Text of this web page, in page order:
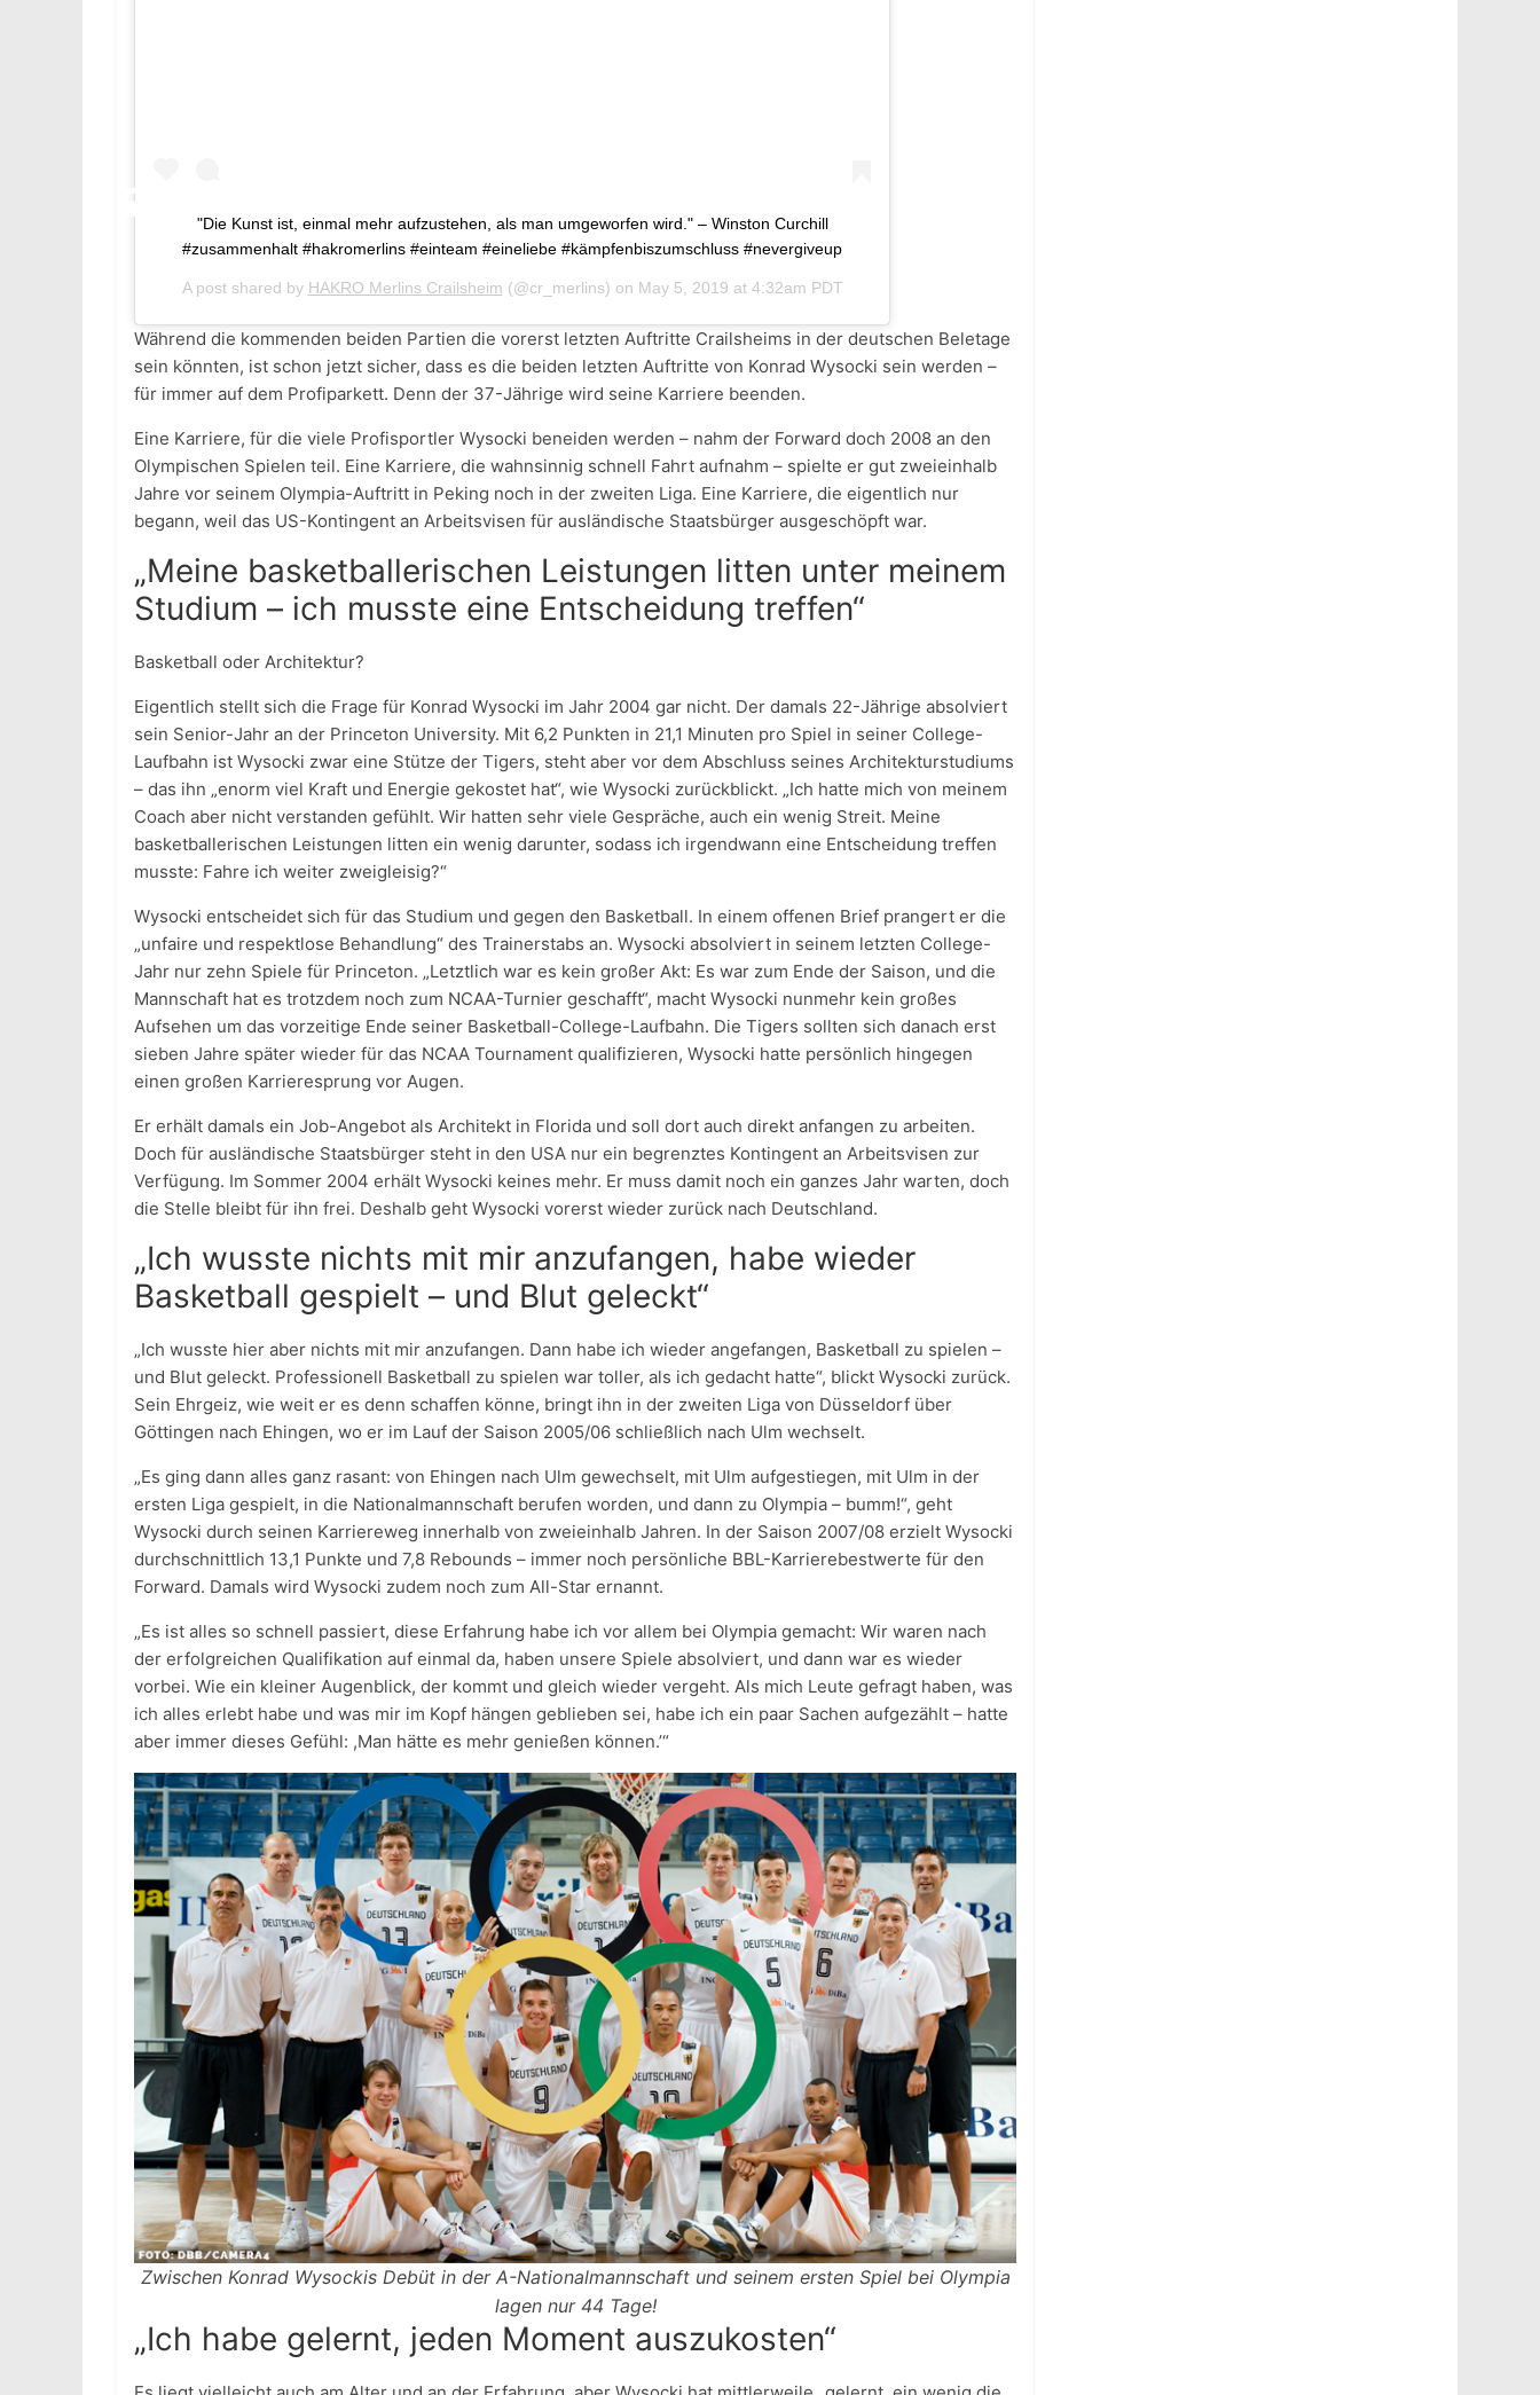
"Die Kunst ist, einmal mehr aufzustehen, als man umgeworfen wird." – Winston Curchill
#zusammenhalt #hakromerlins #einteam #eineliebe #kämpfenbiszumschluss #nevergiveup
A post shared by HAKRO Merlins Crailsheim (@cr_merlins) on May 5, 2019 at 4:32am PDT
Während die kommenden beiden Partien die vorerst letzten Auftritte Crailsheims in der deutschen Beletage
sein könnten, ist schon jetzt sicher, dass es die beiden letzten Auftritte von Konrad Wysocki sein werden –
für immer auf dem Profiparkett. Denn der 37-Jährige wird seine Karriere beenden.
Eine Karriere, für die viele Profisportler Wysocki beneiden werden – nahm der Forward doch 2008 an den
Olympischen Spielen teil. Eine Karriere, die wahnsinnig schnell Fahrt aufnahm – spielte er gut zweieinhalb
Jahre vor seinem Olympia-Auftritt in Peking noch in der zweiten Liga. Eine Karriere, die eigentlich nur
begann, weil das US-Kontingent an Arbeitsvisen für ausländische Staatsbürger ausgeschöpft war.
„Meine basketballerischen Leistungen litten unter meinem
Studium – ich musste eine Entscheidung treffen“
Basketball oder Architektur?
Eigentlich stellt sich die Frage für Konrad Wysocki im Jahr 2004 gar nicht. Der damals 22-Jährige absolviert
sein Senior-Jahr an der Princeton University. Mit 6,2 Punkten in 21,1 Minuten pro Spiel in seiner College-
Laufbahn ist Wysocki zwar eine Stütze der Tigers, steht aber vor dem Abschluss seines Architekturstudiums
– das ihn „enorm viel Kraft und Energie gekostet hat“, wie Wysocki zurückblickt. „Ich hatte mich von meinem
Coach aber nicht verstanden gefühlt. Wir hatten sehr viele Gespräche, auch ein wenig Streit. Meine
basketballerischen Leistungen litten ein wenig darunter, sodass ich irgendwann eine Entscheidung treffen
musste: Fahre ich weiter zweigleisig?“
Wysocki entscheidet sich für das Studium und gegen den Basketball. In einem offenen Brief prangert er die
„unfaire und respektlose Behandlung“ des Trainerstabs an. Wysocki absolviert in seinem letzten College-
Jahr nur zehn Spiele für Princeton. „Letztlich war es kein großer Akt: Es war zum Ende der Saison, und die
Mannschaft hat es trotzdem noch zum NCAA-Turnier geschafft“, macht Wysocki nunmehr kein großes
Aufsehen um das vorzeitige Ende seiner Basketball-College-Laufbahn. Die Tigers sollten sich danach erst
sieben Jahre später wieder für das NCAA Tournament qualifizieren, Wysocki hatte persönlich hingegen
einen großen Karrieresprung vor Augen.
Er erhält damals ein Job-Angebot als Architekt in Florida und soll dort auch direkt anfangen zu arbeiten.
Doch für ausländische Staatsbürger steht in den USA nur ein begrenztes Kontingent an Arbeitsvisen zur
Verfügung. Im Sommer 2004 erhält Wysocki keines mehr. Er muss damit noch ein ganzes Jahr warten, doch
die Stelle bleibt für ihn frei. Deshalb geht Wysocki vorerst wieder zurück nach Deutschland.
„Ich wusste nichts mit mir anzufangen, habe wieder
Basketball gespielt – und Blut geleckt“
„Ich wusste hier aber nichts mit mir anzufangen. Dann habe ich wieder angefangen, Basketball zu spielen –
und Blut geleckt. Professionell Basketball zu spielen war toller, als ich gedacht hatte“, blickt Wysocki zurück.
Sein Ehrgeiz, wie weit er es denn schaffen könne, bringt ihn in der zweiten Liga von Düsseldorf über
Göttingen nach Ehingen, wo er im Lauf der Saison 2005/06 schließlich nach Ulm wechselt.
„Es ging dann alles ganz rasant: von Ehingen nach Ulm gewechselt, mit Ulm aufgestiegen, mit Ulm in der
ersten Liga gespielt, in die Nationalmannschaft berufen worden, und dann zu Olympia – bumm!“, geht
Wysocki durch seinen Karriereweg innerhalb von zweieinhalb Jahren. In der Saison 2007/08 erzielt Wysocki
durchschnittlich 13,1 Punkte und 7,8 Rebounds – immer noch persönliche BBL-Karrierebestwerte für den
Forward. Damals wird Wysocki zudem noch zum All-Star ernannt.
„Es ist alles so schnell passiert, diese Erfahrung habe ich vor allem bei Olympia gemacht: Wir waren nach
der erfolgreichen Qualifikation auf einmal da, haben unsere Spiele absolviert, und dann war es wieder
vorbei. Wie ein kleiner Augenblick, der kommt und gleich wieder vergeht. Als mich Leute gefragt haben, was
ich alles erlebt habe und was mir im Kopf hängen geblieben sei, habe ich ein paar Sachen aufgezählt – hatte
aber immer dieses Gefühl: ,Man hätte es mehr genießen können.’“
Zwischen Konrad Wysockis Debüt in der A-Nationalmannschaft und seinem ersten Spiel bei Olympia
lagen nur 44 Tage!
„Ich habe gelernt, jeden Moment auszukosten“